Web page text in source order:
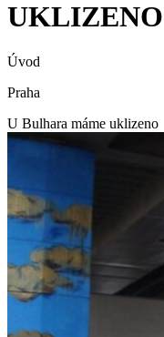
UKLIZENO
Úvod
Praha
U Bulhara máme uklizeno